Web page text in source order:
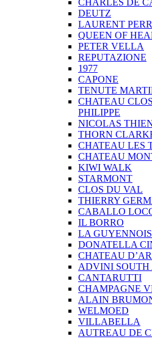
CHARLES DE
DEUTZ
LAURENT
QUEEN OF
PETER VELLA
REPUTAZIONE
1977
CAPONE
TENUTE
CHATEAU
PHILIPPE
NICOLAS
THORN
CHATEAU LES
CHATEAU
KIWI WALK
STARMONT
CLOS DU VAL
THIERRY
CABALLO
IL BORRO
LA
DONATELLA
CHATEAU
ADVINI SOUTH
CANTARUTTI
CHAMPAGNE
ALAIN
WELMOED
VILLABELLA
AUTREAU DE